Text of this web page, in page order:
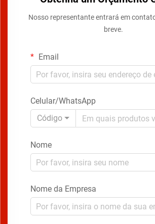
Nosso representante entrará em
breve.
Email
Celular/WhatsApp
Código
Nome
Nome da Empresa